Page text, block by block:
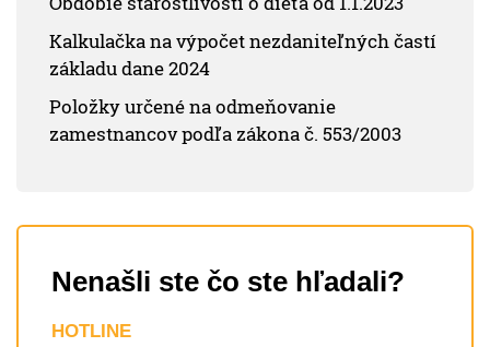
Kalkulačka na výpočet nezdaniteľných častí
základu dane 2024
Položky určené na odmeňovanie
zamestnancov podľa zákona č. 553/2003
Nenašli ste čo ste hľadali?
HOTLINE